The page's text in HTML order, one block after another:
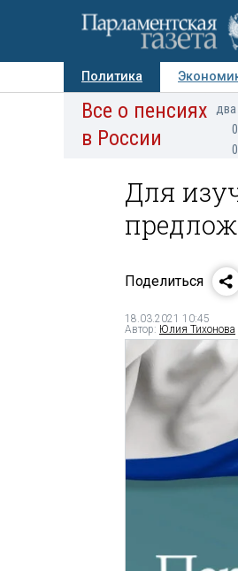
Политика
Авторы Персоны
Все о пенсиях
в России
два
Для
Поделиться
18.03.2021 10:45
Автор: Юлия Тихонова